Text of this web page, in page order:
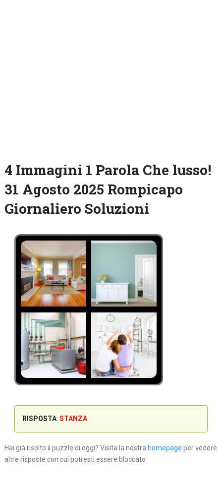
4 Immagini 1 Parola Che lusso!
31 Agosto 2025 Rompicapo
Giornaliero Soluzioni
RISPOSTA: STANZA
Hai già risolto il puzzle di oggi? Visita la nostra homepage per vedere
altre risposte con cui potresti essere bloccato